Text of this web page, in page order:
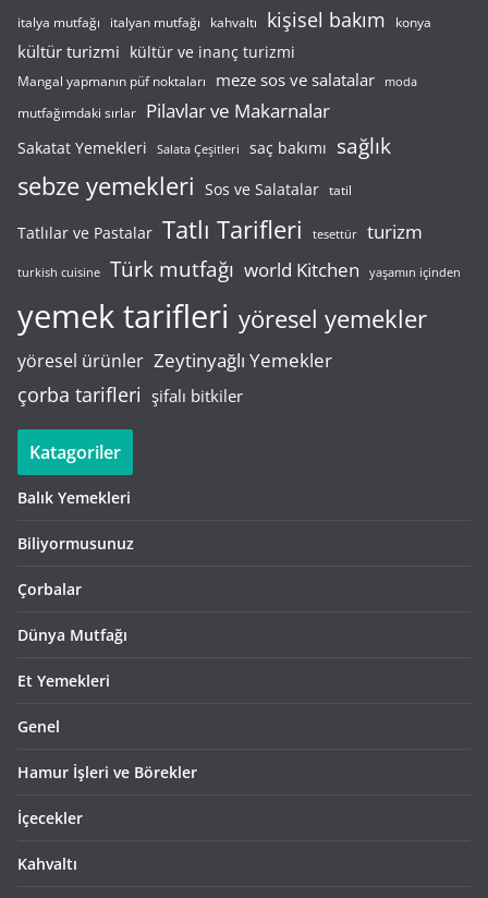
italya mutfağı italyan mutfağı kahvaltı kişisel bakım konya
kültür turizmi kültür ve inanç turizmi
Mangal yapmanın püf noktaları meze sos ve salatalar moda
mutfağımdaki sırlar Pilavlar ve Makarnalar
Sakatat Yemekleri Salata Çeşitleri saç bakımı sağlık
sebze yemekleri Sos ve Salatalar tatil
Tatlılar ve Pastalar Tatlı Tarifleri tesettür turizm
turkish cuisine Türk mutfağı world Kitchen yaşamın içinden
yemek tarifleri yöresel yemekler
yöresel ürünler Zeytinyağlı Yemekler
çorba tarifleri şifalı bitkiler
Katagoriler
Balık Yemekleri
Biliyormusunuz
Çorbalar
Dünya Mutfağı
Et Yemekleri
Genel
Hamur İşleri ve Börekler
İçecekler
Kahvaltı